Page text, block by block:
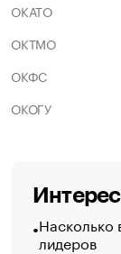
ОКАТО
ОКТМО
ОКФС
ОКОГУ
Насколько
лидеров